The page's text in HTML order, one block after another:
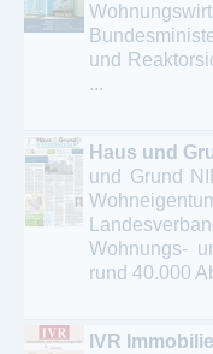
und
...
Haus und
und Grund
Wohnungs-
rund 40.000
IVR